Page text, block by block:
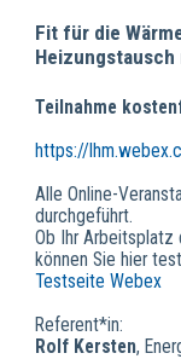
Fit für die
Teilnahme
https://
Alle Online-
durchgeführt.
Ob Ihr Arbeitsplatz
können Sie hier
Testseite Webex
Referent*in:
Rolf Kersten,